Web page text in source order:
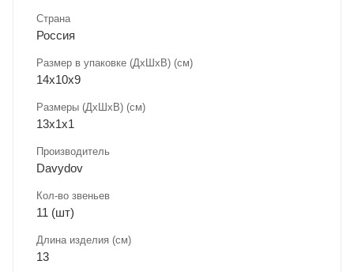
Страна
Россия
Размер в упаковке (ДхШxВ) (см)
14х10х9
Размеры (ДxШxВ) (см)
13х1х1
Производитель
Davydov
Кол-во звеньев
11 (шт)
Длина изделия (см)
13